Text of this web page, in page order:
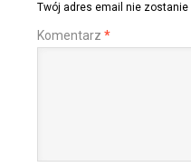
Twój adres email nie zostanie
Komentarz *